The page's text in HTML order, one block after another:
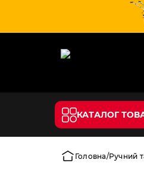
КАТАЛОГ
Головна Ручний